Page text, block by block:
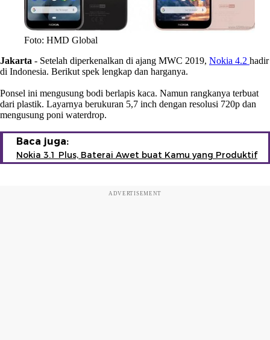
Foto: HMD Global
Jakarta - Setelah diperkenalkan di ajang MWC 2019, Nokia 4.2 hadir
di Indonesia. Berikut spek lengkap dan harganya.
Ponsel ini mengusung bodi berlapis kaca. Namun rangkanya terbuat
dari plastik. Layarnya berukuran 5,7 inch dengan resolusi 720p dan
mengusung poni waterdrop.
Baca juga:
Nokia 3.1 Plus, Baterai Awet buat Kamu yang Produktif
ADVERTISEMENT